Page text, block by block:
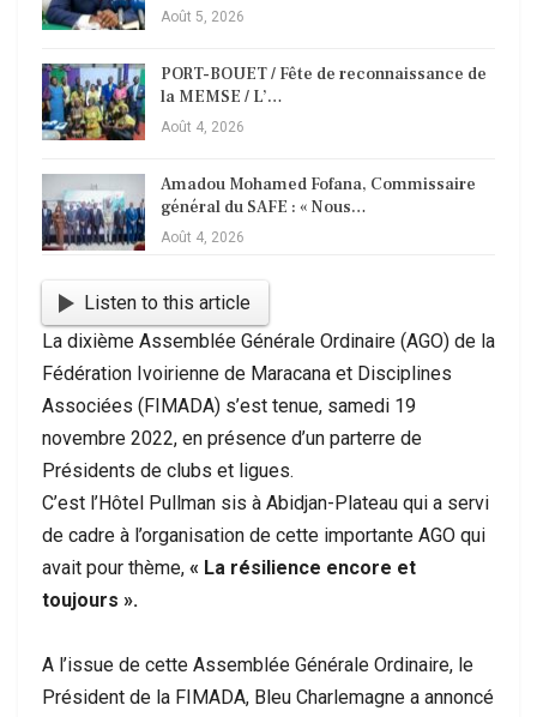
Août 5, 2026
PORT-BOUET / Fête de reconnaissance de
la MEMSE / L’…
Août 4, 2026
Amadou Mohamed Fofana, Commissaire
général du SAFE : « Nous…
Août 4, 2026
Listen to this article
La dixième Assemblée Générale Ordinaire (AGO) de la
Fédération Ivoirienne de Maracana et Disciplines
Associées (FIMADA) s’est tenue, samedi 19
novembre 2022, en présence d’un parterre de
Présidents de clubs et ligues.
C’est l’Hôtel Pullman sis à Abidjan-Plateau qui a servi
de cadre à l’organisation de cette importante AGO qui
avait pour thème, « La résilience encore et
toujours ».
A l’issue de cette Assemblée Générale Ordinaire, le
Président de la FIMADA, Bleu Charlemagne a annoncé